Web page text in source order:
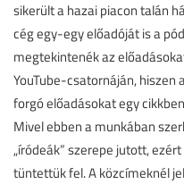
sikerült a hazai piacon talán
cég egy-egy előadóját is a
megtekintenék az
YouTube-csatornáján, hiszen
forgó előadásokat egy
Mivel ebben a munkában
„íródeák” szerepe jutott,
tüntettük fel. A közcímeknél